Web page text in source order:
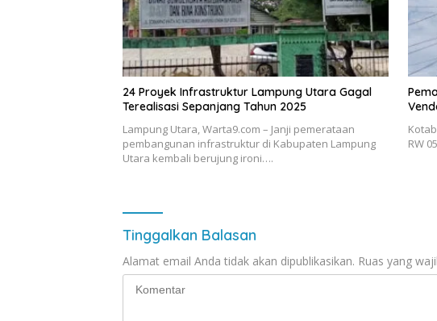
24 Proyek Infrastruktur Lampung Utara Gagal
Terealisasi Sepanjang Tahun 2025
Lampung Utara, Warta9.com – Janji pemerataan
pembangunan infrastruktur di Kabupaten Lampung
Utara kembali berujung ironi….
RW
Tinggalkan Balasan
Alamat email Anda tidak akan dipublikasikan. Ruas yang